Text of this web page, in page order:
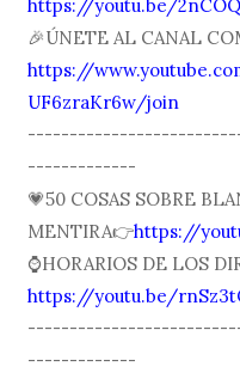
https://youtu.be/
🎉ÚNETE AL CANAL
https://
UF6zraKr6w/join
-------------
💗50 COSAS SOBRE
MENTIRA👉https://
⌚️HORARIOS DE LOS
https://youtu.be/
-------------